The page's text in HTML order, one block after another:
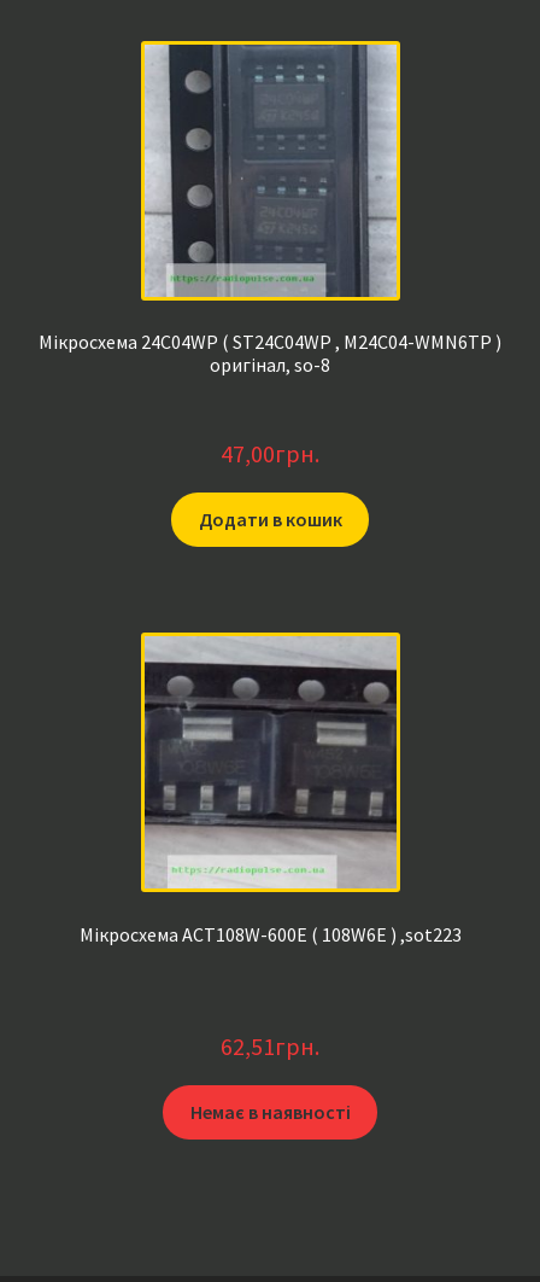
Мікросхема 24C04WP ( ST24C04WP , M24C04-WMN6TP )
оригінал, so-8
47,00грн.
Додати в кошик
Мікросхема ACT108W-600E ( 108W6E ) ,sot223
62,51грн.
Немає в наявності